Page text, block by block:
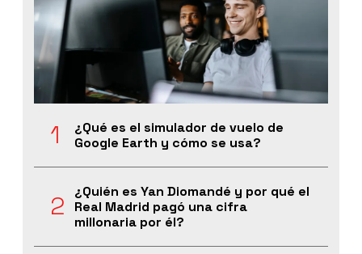
¿Qué es el simulador de vuelo de
Google Earth y cómo se usa?
¿Quién es Yan Diomandé y por qué el
Real Madrid pagó una cifra
millonaria por él?